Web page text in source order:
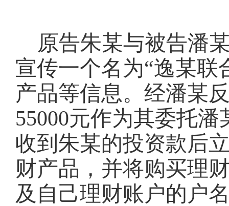
原告朱某与被告潘
宣传一个名为“逸某联
产品等信息。经潘某
55000元作为其委托
收到朱某的投资款后
财产品，并将购买理
及自己理财账户的户